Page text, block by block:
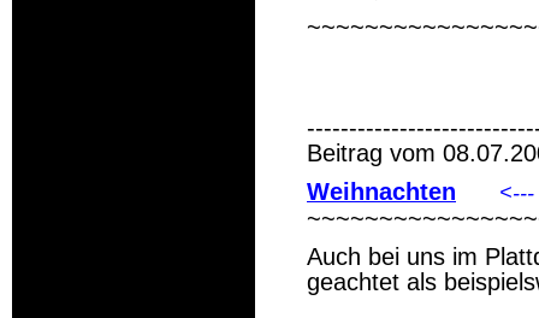
Beitrag vom
Weihnachten
Auch bei uns im
geachtet als